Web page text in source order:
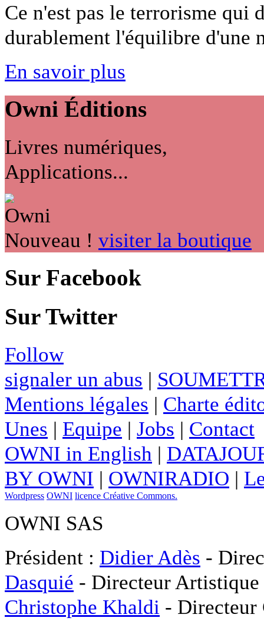
Ce n'est pas le terrorisme qui
durablement l'équilibre d'une
En savoir plus
Owni Éditions
Livres numériques,
Applications...
Nouveau ! visiter la boutique
Sur Facebook
Sur Twitter
Follow
signaler un abus |
Mentions légales | Charte
Unes | Equipe | Jobs | Contact
OWNI in English |
BY OWNI | OWNIRADIO |
Wordpress OWNI licence Créative Commons.
OWNI SAS
Président : Didier Adès -
Dasquié - Directeur
Christophe Khaldi -